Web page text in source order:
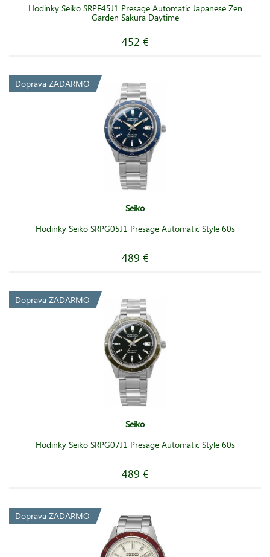
Hodinky Seiko SRPF45J1 Presage Automatic Japanese Zen
Garden Sakura Daytime
452 €
Doprava ZADARMO
Seiko
Hodinky Seiko SRPG05J1 Presage Automatic Style 60s
489 €
Doprava ZADARMO
Seiko
Hodinky Seiko SRPG07J1 Presage Automatic Style 60s
489 €
Doprava ZADARMO